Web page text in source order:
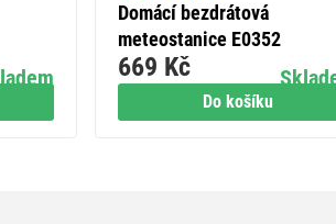
Do košíku
Domácí bezdrátová
meteostanice E0352
669 Kč